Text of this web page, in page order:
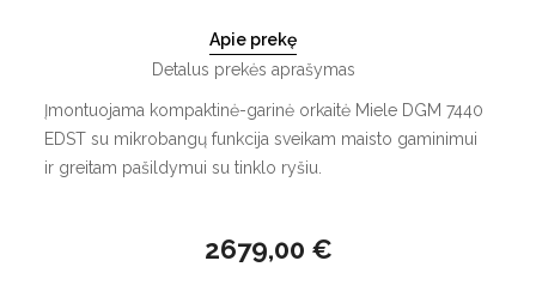
Apie prekę
Detalus prekės aprašymas
Įmontuojama kompaktinė-garinė orkaitė Miele DGM 7440
EDST su mikrobangų funkcija sveikam maisto gaminimui
ir greitam pašildymui su tinklo ryšiu.
2679,00 €